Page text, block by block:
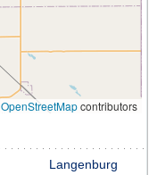
OpenStreetMapcontributors
Langenburg